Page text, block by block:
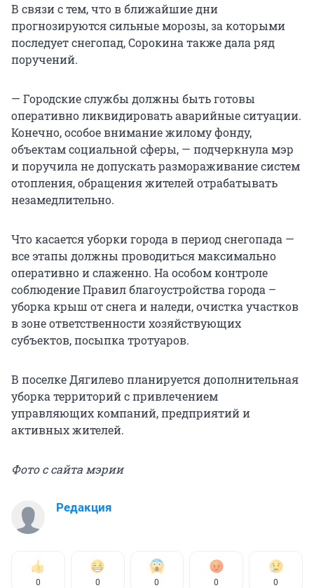
В связи с тем, что в ближайшие дни
прогнозируются сильные морозы, за которыми
последует снегопад, Сорокина также дала ряд
поручений.
— Городские службы должны быть готовы
оперативно ликвидировать аварийные ситуации.
Конечно, особое внимание жилому фонду,
объектам социальной сферы, — подчеркнула мэр
и поручила не допускать размораживание систем
отопления, обращения жителей отрабатывать
незамедлительно.
Что касается уборки города в период снегопада —
все этапы должны проводиться максимально
оперативно и слаженно. На особом контроле
соблюдение Правил благоустройства города –
уборка крыш от снега и наледи, очистка участков
в зоне ответственности хозяйствующих
субъектов, посыпка тротуаров.
В поселке Дягилево планируется дополнительная
уборка территорий с привлечением
управляющих компаний, предприятий и
активных жителей.
Фото с сайта мэрии
Редакция
0 0 0 0 0